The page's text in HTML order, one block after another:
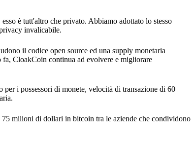
è tutt'altro che privato. Abbiamo adottato lo stesso
invalicabile.
il codice open source ed una supply monetaria
CloakCoin continua ad evolvere e migliorare
i possessori di monete, velocità di transazione di 60
milioni di dollari in bitcoin tra le aziende che condividono